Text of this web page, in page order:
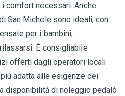
comfort necessari. Anche
San Michele sono ideali, con
per i bambini,
È consigliabile
offerti dagli operatori locali
adatta alle esigenze dei
disponibilità di noleggio pedalò